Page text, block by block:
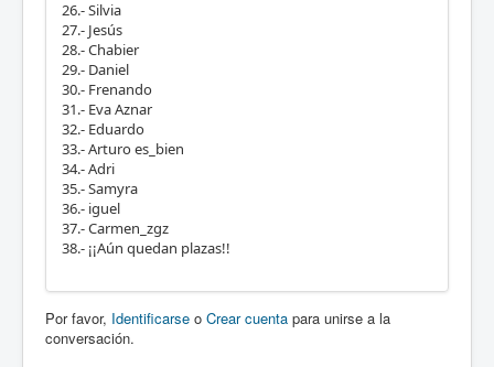
26.- Silvia
27.- Jesús
28.- Chabier
29.- Daniel
30.- Frenando
31.- Eva Aznar
32.- Eduardo
33.- Arturo es_bien
34.- Adri
35.- Samyra
36.- iguel
37.- Carmen_zgz
38.- ¡¡Aún quedan plazas!!
Por favor, Identificarse o Crear cuenta para unirse a la
conversación.